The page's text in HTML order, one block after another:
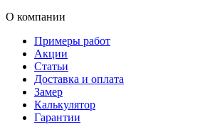
О компании
Примеры работ
Акции
Статьи
Доставка и оплата
Замер
Калькулятор
Гарантии